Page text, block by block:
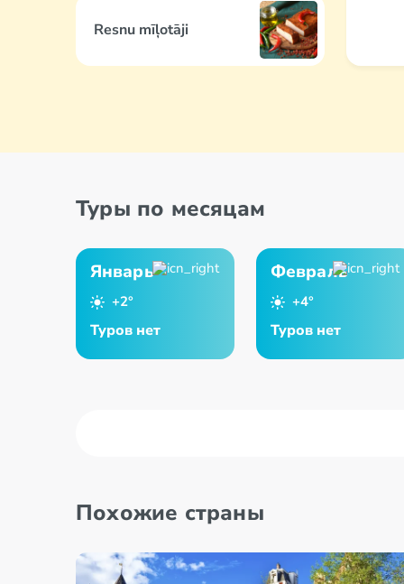
Resnu mīļotāji
Туры по месяцам
Январь
+2°
Туров нет
Февраль
+4°
Туров нет
Похожие страны